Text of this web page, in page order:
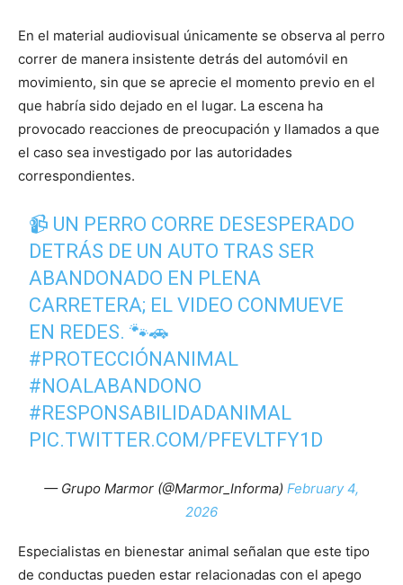
En el material audiovisual únicamente se observa al perro
correr de manera insistente detrás del automóvil en
movimiento, sin que se aprecie el momento previo en el
que habría sido dejado en el lugar. La escena ha
provocado reacciones de preocupación y llamados a que
el caso sea investigado por las autoridades
correspondientes.
📹 UN PERRO CORRE DESESPERADO
DETRÁS DE UN AUTO TRAS SER
ABANDONADO EN PLENA
CARRETERA; EL VIDEO CONMUEVE
EN REDES. 🐾🚗
#PROTECCIÓNANIMAL
#NOALABANDONO
#RESPONSABILIDADANIMAL
PIC.TWITTER.COM/PFEVLTFY1D
— Grupo Marmor (@Marmor_Informa) February 4,
2026
Especialistas en bienestar animal señalan que este tipo
de conductas pueden estar relacionadas con el apego